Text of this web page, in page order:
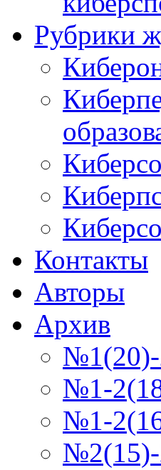
Рубрики
Контакты
Авторы
Архив
№1(20)-
№1-
№1-
№2(15)-